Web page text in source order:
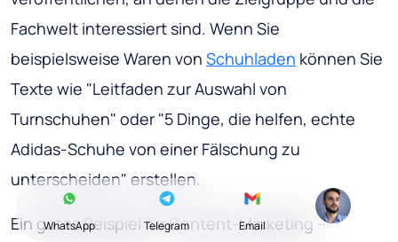
Fachwelt interessiert sind. Wenn Sie
beispielsweise Waren von Schuhladen können Sie
Texte wie "Leitfaden zur Auswahl von
Turnschuhen" oder "5 Dinge, die helfen, echte
Adidas-Schuhe von einer Fälschung zu
unterscheiden" erstellen.
Ein gutes Beispiel für Content-Marketing –
WhatsApp Telegram Email